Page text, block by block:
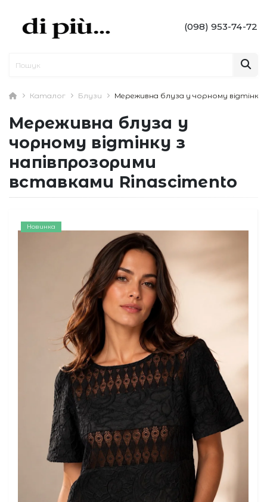
(098) 953-74-72
Каталог Блузи Мереживна блуза у чорному
Мереживна блуза у
чорному відтінку з
напівпрозорими
вставками Rinascimento
Новинка